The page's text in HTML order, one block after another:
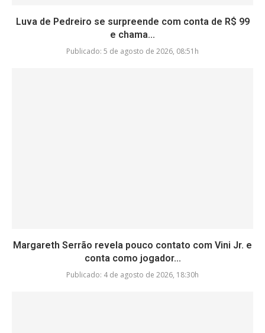
Luva de Pedreiro se surpreende com conta de R$ 99
e chama...
Publicado: 5 de agosto de 2026, 08:51h
Margareth Serrão revela pouco contato com Vini Jr. e
conta como jogador...
Publicado: 4 de agosto de 2026, 18:30h